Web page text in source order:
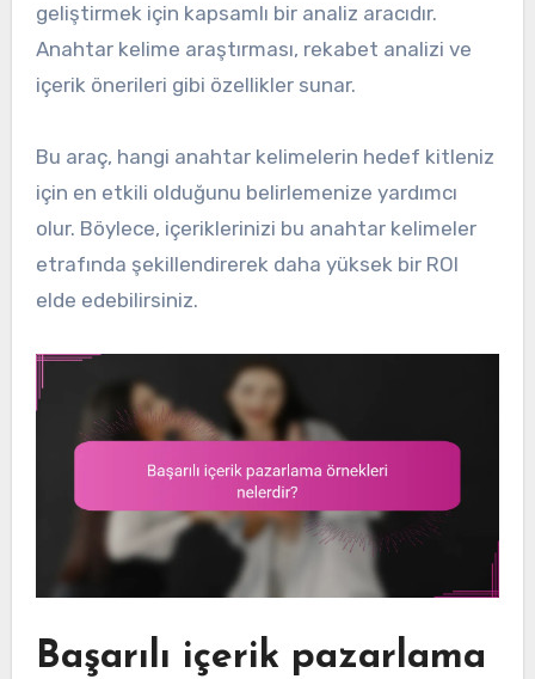
geliştirmek için kapsamlı bir analiz aracıdır.
Anahtar kelime araştırması, rekabet analizi ve
içerik önerileri gibi özellikler sunar.
Bu araç, hangi anahtar kelimelerin hedef kitleniz
için en etkili olduğunu belirlemenize yardımcı
olur. Böylece, içeriklerinizi bu anahtar kelimeler
etrafında şekillendirerek daha yüksek bir ROI
elde edebilirsiniz.
Başarılı içerik pazarlama